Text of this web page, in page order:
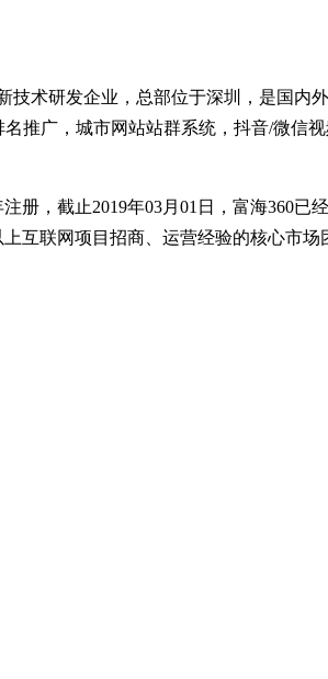
术研发企业，总部位于深圳，是国内
推广，城市网站站群系统，抖音/微信
，截止2019年03月01日，富海360已
互联网项目招商、运营经验的核心市场